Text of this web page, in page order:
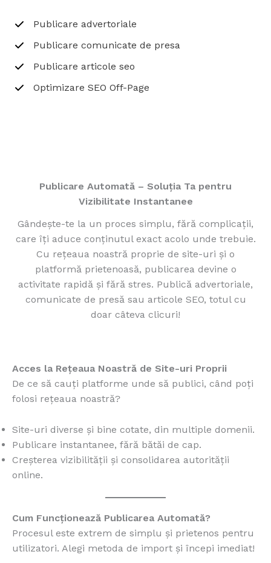
Publicare advertoriale
Publicare comunicate de presa
Publicare articole seo
Optimizare SEO Off-Page
Publicare Automată – Soluția Ta pentru
Vizibilitate Instantanee
Gândește-te la un proces simplu, fără complicații,
care îți aduce conținutul exact acolo unde trebuie.
Cu rețeaua noastră proprie de site-uri și o
platformă prietenoasă, publicarea devine o
activitate rapidă și fără stres. Publică advertoriale,
comunicate de presă sau articole SEO, totul cu
doar câteva clicuri!
Acces la Rețeaua Noastră de Site-uri Proprii
De ce să cauți platforme unde să publici, când poți
folosi rețeaua noastră?
Site-uri diverse și bine cotate, din multiple domenii.
Publicare instantanee, fără bătăi de cap.
Creșterea vizibilității și consolidarea autorității
online.
Cum Funcționează Publicarea Automată?
Procesul este extrem de simplu și prietenos pentru
utilizatori. Alegi metoda de import și începi imediat!